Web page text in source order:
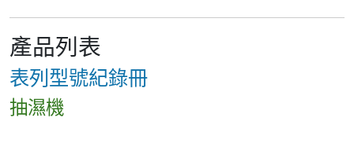
產品列表
表列型號紀錄冊
抽濕機